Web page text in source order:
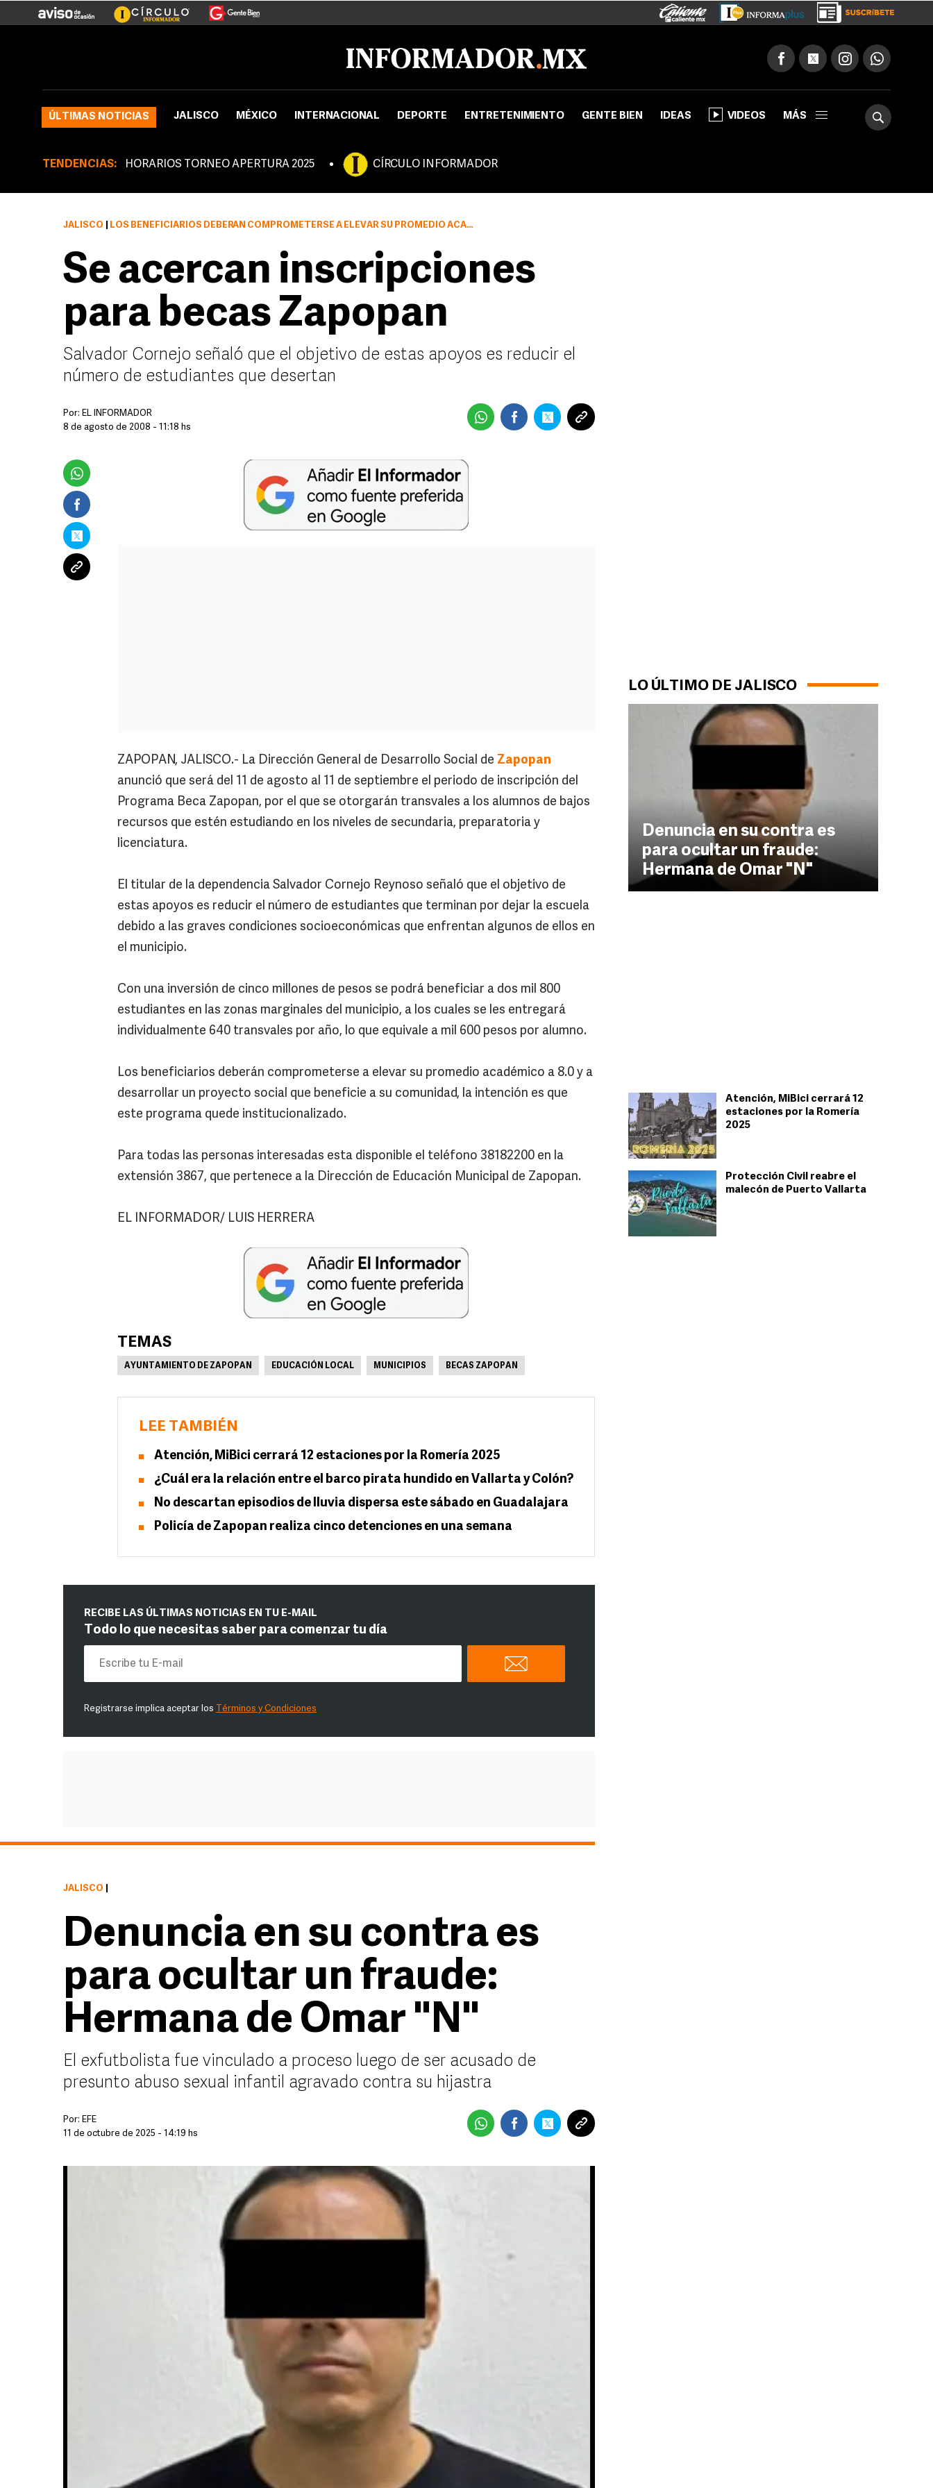
ÚLTIMAS NOTICIAS JALISCO MÉXICO INTERNACIONAL DEPORTE ENTRETENIMIENTO GENTE BIEN IDEAS VIDEOS MÁS
TENDENCIAS: HORARIOS TORNEO APERTURA 2025 CÍRCULO INFORMADOR
LO ÚLTIMO DE JALISCO
Denuncia en su contra es
para ocultar un fraude:
Hermana de Omar "N"
Atención, MiBici cerrará 12
estaciones por la Romería
2025
Protección Civil reabre el
malecón de Puerto Vallarta
JALISCO LOS BENEFICIARIOS DEBERÁN COMPROMETERSE A ELEVAR SU PROMEDIO ACADÉMICO A 8.0 Y A DESARROLLAR UN PROYECTO SOCIAL
Se acercan inscripciones
para becas Zapopan
Salvador Cornejo señaló que el objetivo de estas apoyos es reducir el
número de estudiantes que desertan
Por: EL INFORMADOR
8 de agosto de 2008 - 11:18 hs
ZAPOPAN, JALISCO.- La Dirección General de Desarrollo Social de Zapopan
anunció que será del 11 de agosto al 11 de septiembre el periodo de inscripción del
Programa Beca Zapopan, por el que se otorgarán transvales a los alumnos de bajos
recursos que estén estudiando en los niveles de secundaria, preparatoria y
licenciatura.
El titular de la dependencia Salvador Cornejo Reynoso señaló que el objetivo de
estas apoyos es reducir el número de estudiantes que terminan por dejar la escuela
debido a las graves condiciones socioeconómicas que enfrentan algunos de ellos en
el municipio.
Con una inversión de cinco millones de pesos se podrá beneficiar a dos mil 800
estudiantes en las zonas marginales del municipio, a los cuales se les entregará
individualmente 640 transvales por año, lo que equivale a mil 600 pesos por alumno.
Los beneficiarios deberán comprometerse a elevar su promedio académico a 8.0 y a
desarrollar un proyecto social que beneficie a su comunidad, la intención es que
este programa quede institucionalizado.
Para todas las personas interesadas esta disponible el teléfono 38182200 en la
extensión 3867, que pertenece a la Dirección de Educación Municipal de Zapopan.
EL INFORMADOR/ LUIS HERRERA
TEMAS
AYUNTAMIENTO DE ZAPOPAN EDUCACIÓN LOCAL MUNICIPIOS BECAS ZAPOPAN
LEE TAMBIÉN
Atención, MiBici cerrará 12 estaciones por la Romería 2025
¿Cuál era la relación entre el barco pirata hundido en Vallarta y Colón?
No descartan episodios de lluvia dispersa este sábado en Guadalajara
Policía de Zapopan realiza cinco detenciones en una semana
RECIBE LAS ÚLTIMAS NOTICIAS EN TU E-MAIL
Todo lo que necesitas saber para comenzar tu día
Registrarse implica aceptar los Términos y Condiciones
JALISCO
Denuncia en su contra es
para ocultar un fraude:
Hermana de Omar "N"
El exfutbolista fue vinculado a proceso luego de ser acusado de
presunto abuso sexual infantil agravado contra su hijastra
Por: EFE
11 de octubre de 2025 - 14:19 hs